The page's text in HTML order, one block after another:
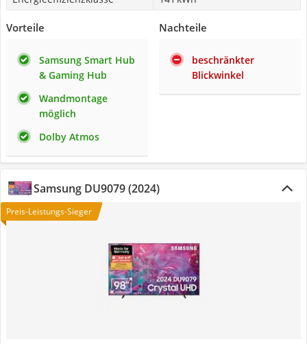
Vorteile
Samsung Smart Hub
& Gaming Hub
Wandmontage
möglich
Dolby Atmos
Nachteile
beschränkter
Blickwinkel
Samsung DU9079 (2024)
Preis-Leistungs-Sieger